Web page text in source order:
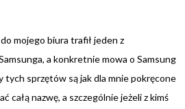
mojego biura trafił jeden z
a konkretnie mowa o Samsung
tych sprzętów są jak dla mnie pokręcone
całą nazwę, a szczególnie jeżeli z kimś